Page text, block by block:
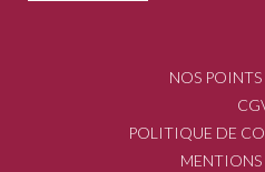
NOS POINTS
POLITIQUE DE
MENTIONS